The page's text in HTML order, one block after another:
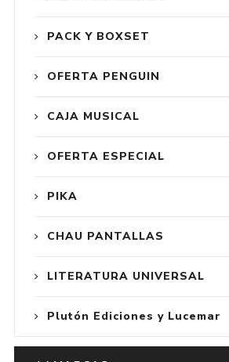
PACK Y BOXSET
OFERTA PENGUIN
CAJA MUSICAL
OFERTA ESPECIAL
PIKA
CHAU PANTALLAS
LITERATURA UNIVERSAL
Plutón Ediciones y Lucemar